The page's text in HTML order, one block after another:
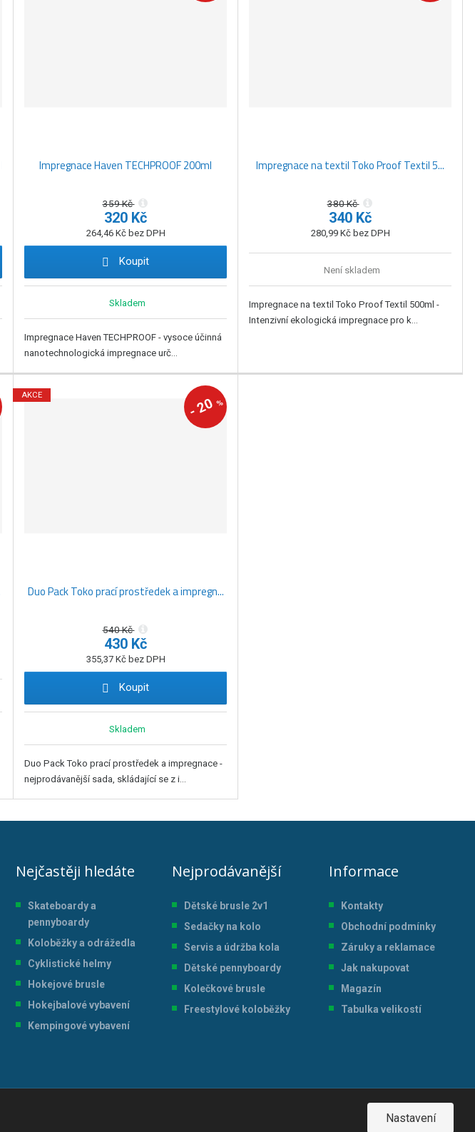
Nastavení
Impregnace Haven TECHPROOF 200ml
359 Kč
320 Kč
264,46 Kč bez DPH
Koupit
Skladem
Impregnace Haven TECHPROOF - vysoce účinná
nanotechnologická impregnace urč...
Impregnace na textil Toko Proof Textil 5...
380 Kč
340 Kč
280,99 Kč bez DPH
Není skladem
Impregnace na textil Toko Proof Textil 500ml -
Intenzivní ekologická impregnace pro k...
-
20%
AKCE
Duo Pack Toko prací prostředek a impregn...
540 Kč
430 Kč
355,37 Kč bez DPH
Koupit
Skladem
Duo Pack Toko prací prostředek a impregnace -
nejprodávanější sada, skládající se z i...
Nejčastěji hledáte
Skateboardy a
pennyboardy
Koloběžky a odrážedla
Cyklistické helmy
Hokejové brusle
Hokejbalové vybavení
Kempingové vybavení
Nejprodávanější
Dětské brusle 2v1
Sedačky na kolo
Servis a údržba kola
Dětské pennyboardy
Kolečkové brusle
Freestylové koloběžky
Informace
Kontakty
Obchodní podmínky
Záruky a reklamace
Jak nakupovat
Magazín
Tabulka velikostí